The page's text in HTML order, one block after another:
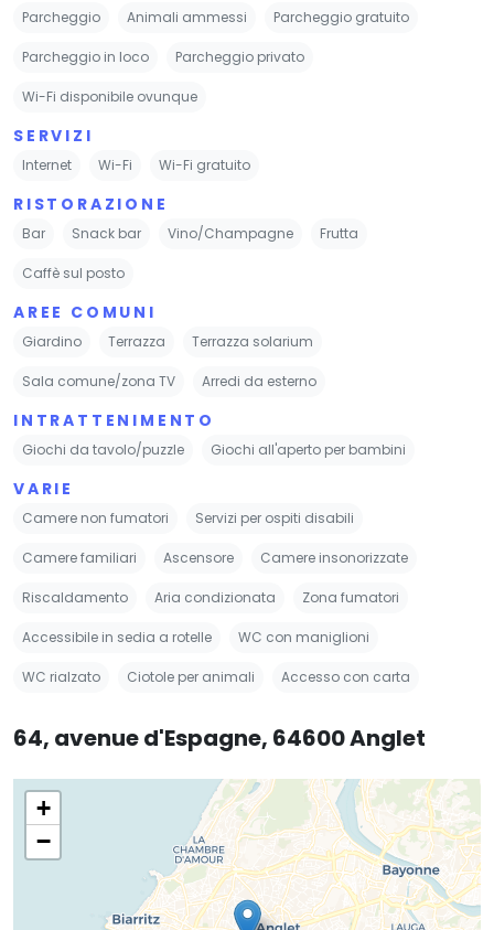
Parcheggio Animali ammessi Parcheggio gratuito
Parcheggio in loco Parcheggio privato
Wi-Fi disponibile ovunque
SERVIZI
Internet Wi-Fi Wi-Fi gratuito
RISTORAZIONE
Bar Snack bar Vino/Champagne Frutta
Caffè sul posto
AREE COMUNI
Giardino Terrazza Terrazza solarium
Sala comune/zona TV Arredi da esterno
INTRATTENIMENTO
Giochi da tavolo/puzzle Giochi all'aperto per bambini
VARIE
Camere non fumatori Servizi per ospiti disabili
Camere familiari Ascensore Camere insonorizzate
Riscaldamento Aria condizionata Zona fumatori
Accessibile in sedia a rotelle WC con maniglioni
WC rialzato Ciotole per animali Accesso con carta
64, avenue d'Espagne, 64600 Anglet
+
−